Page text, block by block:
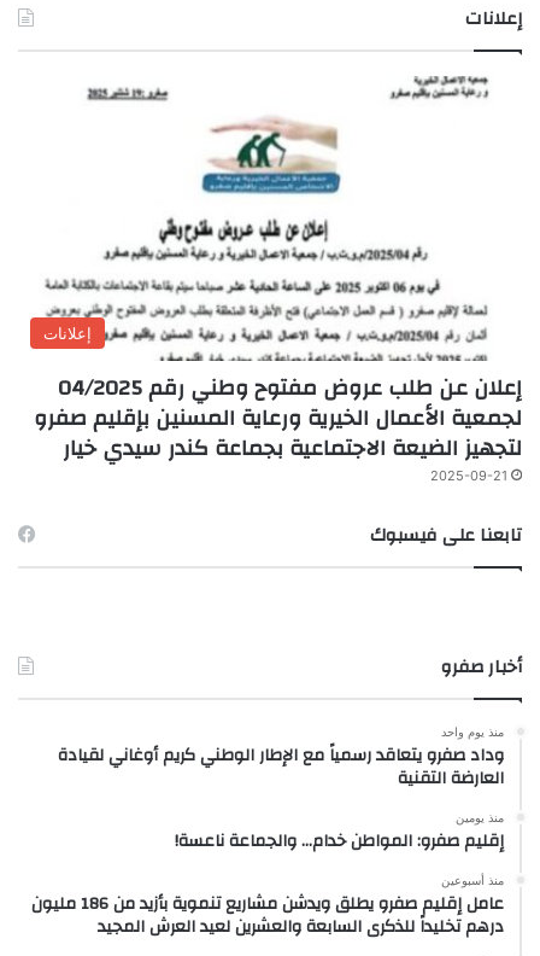
إعلانات
إعلانات
إعلان عن طلب عروض مفتوح وطني رقم 04/2025
لجمعية الأعمال الخيرية ورعاية المسنين بإقليم صفرو
لتجهيز الضيعة الاجتماعية بجماعة كندر سيدي خيار
2025-09-21
تابعنا على فيسبوك
أخبار صفرو
منذ يوم واحد
وداد صفرو يتعاقد رسمياً مع الإطار الوطني كريم أوغاني لقيادة
العارضة التقنية
منذ يومين
إقليم صفرو: المواطن خدام… والجماعة ناعسة!
منذ أسبوعين
عامل إقليم صفرو يطلق ويدشن مشاريع تنموية بأزيد من 186 مليون
درهم تخليداً للذكرى السابعة والعشرين لعيد العرش المجيد